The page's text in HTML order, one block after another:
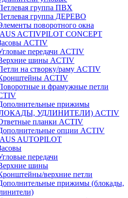
группа ПВХ
группа ДЕРЕВО
поворотного окна
ACTIVPILOT CONCEPT
ACTIV
передачи ACTIV
шины ACTIV
на створку/раму ACTIV
ACTIV
и фрамужные петли
прижимы
УДЛИНИТЕЛИ) ACTIV
планки ACTIV
опции ACTIV
AUTOPILOT
передачи
шины
верхние петли
прижимы (блокады,